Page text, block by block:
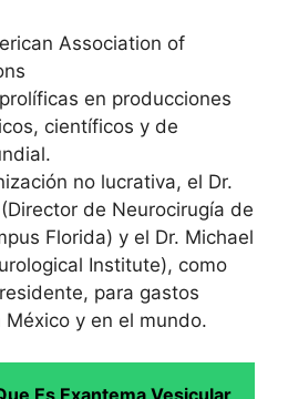
Association of
en producciones
científicos y de
no lucrativa, el Dr.
de Neurocirugía de
Florida) y el Dr. Michael
Institute), como
para gastos
y en el mundo.